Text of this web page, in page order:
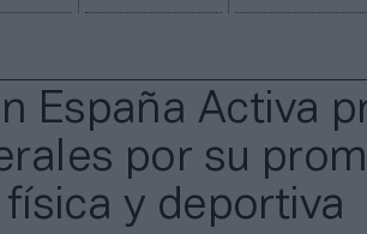
España Activa
por su
y deportiva